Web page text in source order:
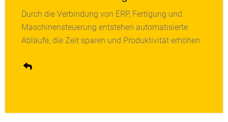
Durch die Verbindung von ERP, Fertigung und
Maschinensteuerung entstehen automatisierte
Abläufe, die Zeit sparen und Produktivität erhöhen.
Einheitliche Systeme schaffen klare Datenflüsse,
vermeiden manuelle Eingriffe und sorgen für
nahtlose Kommunikation in der gesamten